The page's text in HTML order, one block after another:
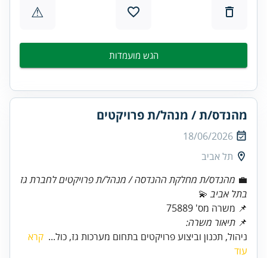
⚠
הגש מועמדות
מהנדס/ת / מנהל/ת פרויקטים
18/06/2026
תל אביב
💼 מהנדס/ת מחלקת ההנדסה / מנהל/ת פרויקטים לחברת גז
בתל אביב
📌 משרה מס' 75889
📌 תיאור משרה:
ניהול, תכנון וביצוע פרויקטים בתחום מערכות גז, כול... קרא
עוד